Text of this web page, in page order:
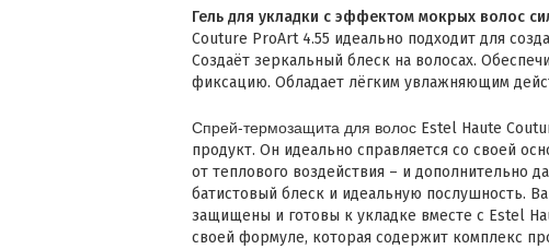
Гель для укладки с эффектом мокрых волос
Couture ProArt 4.55 идеально подходит для
Создаёт зеркальный блеск на волосах.
фиксацию. Обладает лёгким увлажняющим
Спрей-термозащита для волос Estel Haute
продукт. Он идеально справляется со своей
от теплового воздействия – и дополнительно
батистовый блеск и идеальную послушность.
защищены и готовы к укладке вместе с Estel
своей формуле, которая содержит комплекс